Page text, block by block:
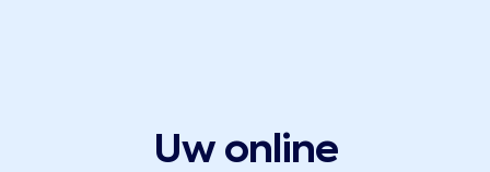
Uw online